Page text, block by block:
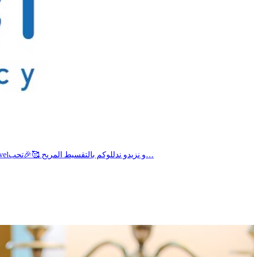
ما تفلتوش أقوى البرومووات في صيف 2026🤯 من غير ما تلوج أحسن الأسعار ما تلقاها كان معانا🥳مع وكالة الاسفار New Act Travelو نزيدو ندللوكم بالتقسيط المريح 🥰🎉تحب…